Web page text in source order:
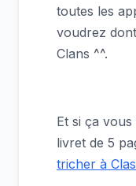
toutes les
voudrez
Clans ^^.
Et si ça vous
livret de 5
tricher à